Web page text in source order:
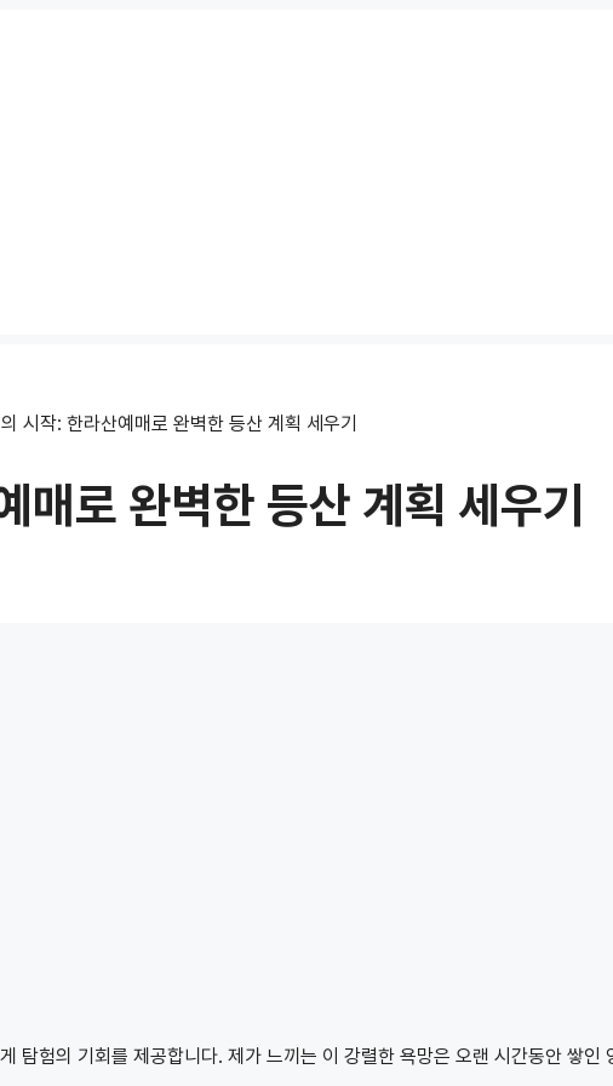
시작: 한라산예매로 완벽한 등산 계획 세우기
매로 완벽한 등산 계획 세우기
탐험의 기회를 제공합니다. 제가 느끼는 이 강렬한 욕망은 오랜 시간동안 쌓인